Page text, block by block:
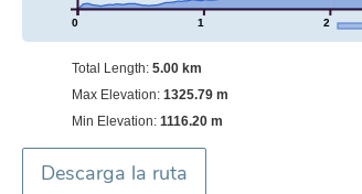
0 1 2
Total Length: 5.00 km
Max Elevation: 1325.79 m
Min Elevation: 1116.20 m
Descarga la ruta